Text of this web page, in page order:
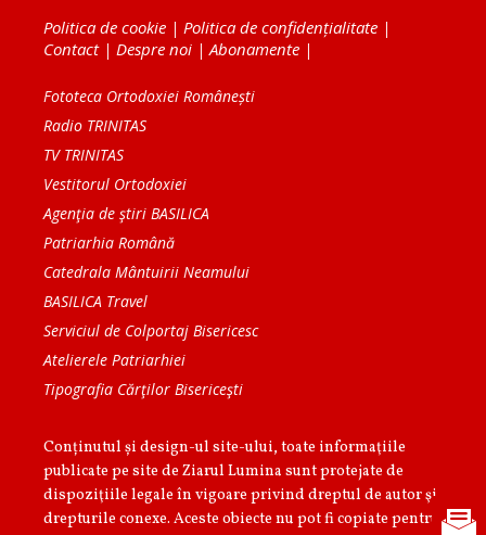
Politica de cookie | Politica de confidențialitate |
Contact| Despre noi |Abonamente |
Fototeca Ortodoxiei Românești
Radio TRINITAS
TV TRINITAS
Vestitorul Ortodoxiei
Agenţia de ştiri BASILICA
Patriarhia Română
Catedrala Mântuirii Neamului
BASILICA Travel
Serviciul de Colportaj Bisericesc
Atelierele Patriarhiei
Tipografia Cărţilor Bisericeşti
Conținutul și design-ul site-ului, toate informaţiile
publicate pe site de Ziarul Lumina sunt protejate de
dispoziţiile legale în vigoare privind dreptul de autor şi
drepturile conexe. Aceste obiecte nu pot fi copiate pentru